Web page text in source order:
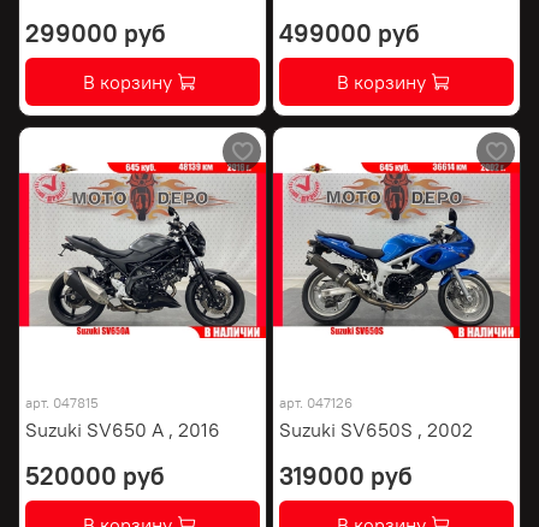
299000 руб
В корзину
499000 руб
В корзину
арт. 047815
Suzuki SV650 A , 2016
520000 руб
арт. 047126
Suzuki SV650S , 2002
319000 руб